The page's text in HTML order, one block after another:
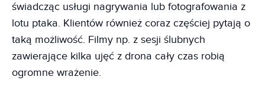
świadcząc usługi nagrywania lub fotografowania z
lotu ptaka. Klientów również coraz częściej pytają o
taką możliwość. Filmy np. z sesji ślubnych
zawierające kilka ujęć z drona cały czas robią
ogromne wrażenie.